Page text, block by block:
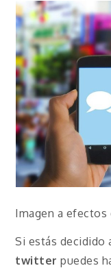
Imagen a
Si estás decidido
twitter puedes